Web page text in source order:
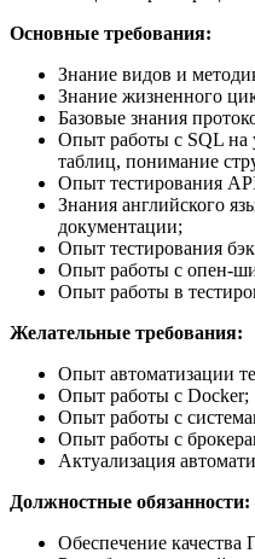
Основные требования:
Знание видов и
Знание жизненного
Базовые знания
Опыт работы с SQL на
таблиц, понимание
Опыт тестирования
Знания английского
документации;
Опыт тестирования
Опыт работы с опен-
Опыт работы в
Желательные требования:
Опыт автоматизации
Опыт работы с Docker;
Опыт работы с
Опыт работы с
Актуализация
Должностные обязанности:
Обеспечение качества